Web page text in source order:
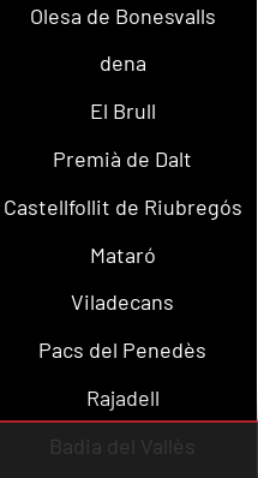
Olesa de Bonesvalls
dena
El Brull
Premià de Dalt
Castellfollit de Riubregós
Mataró
Viladecans
Pacs del Penedès
Rajadell
Badia del Vallès